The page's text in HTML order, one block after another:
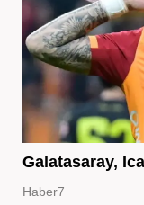
Galatasaray,
Haber7